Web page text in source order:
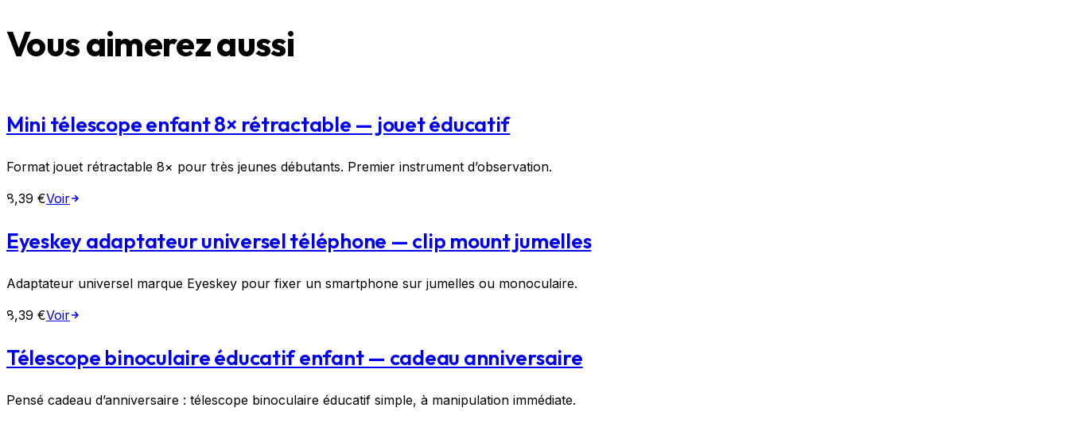
Vous aimerez aussi
Mini télescope enfant 8× rétractable — jouet éducatif
Format jouet rétractable 8× pour très jeunes débutants. Premier instrument d’observation.
8,39 €Voir
Eyeskey adaptateur universel téléphone — clip mount jumelles
Adaptateur universel marque Eyeskey pour fixer un smartphone sur jumelles ou monoculaire.
8,39 €Voir
Télescope binoculaire éducatif enfant — cadeau anniversaire
Pensé cadeau d’anniversaire : télescope binoculaire éducatif simple, à manipulation immédiate.